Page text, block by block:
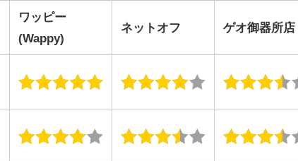
ワッピー
(Wappy)
ネットオフ ゲオ御器所店